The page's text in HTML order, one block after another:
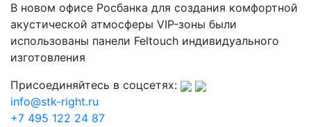
В новом офисе Росбанка для создания комфортной
акустической атмосферы VIP-зоны были
использованы панели Feltouch индивидуального
изготовления
Присоединяйтесь в соцсетях:
info@stk-right.ru
+7 495 122 24 87